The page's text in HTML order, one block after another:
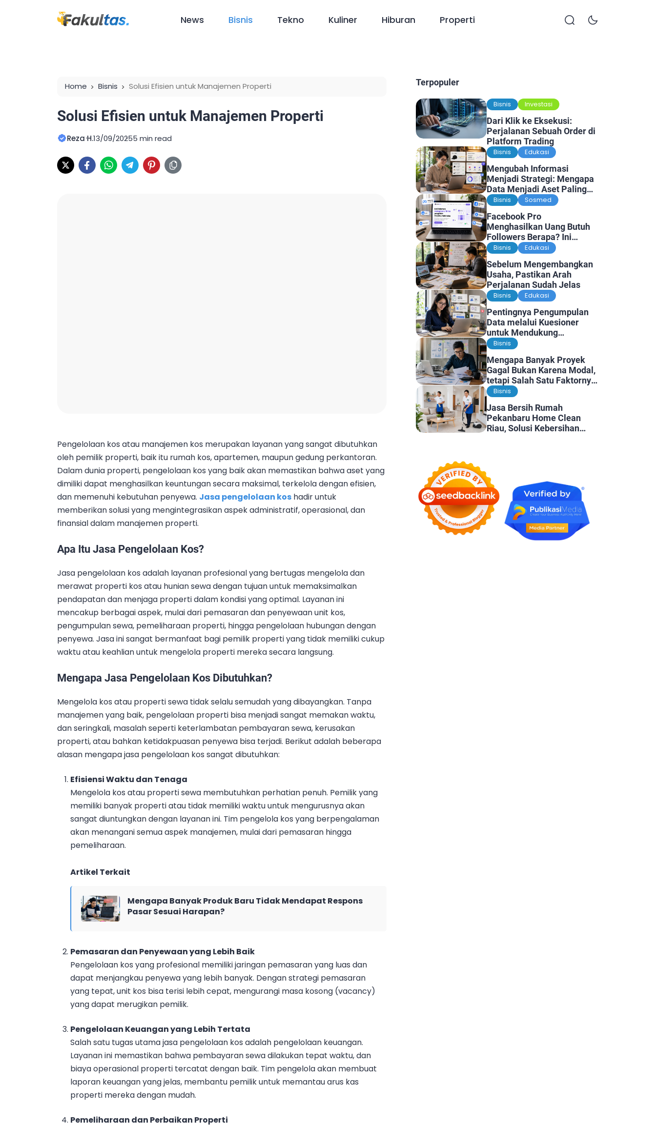
News Bisnis Tekno Kuliner Hiburan Properti
Home Bisnis Solusi Efisien untuk Manajemen Properti
Solusi Efisien untuk Manajemen Properti
Reza H.13/09/20255 min read
Pengelolaan kos atau manajemen kos merupakan layanan yang sangat dibutuhkan
oleh pemilik properti, baik itu rumah kos, apartemen, maupun gedung perkantoran.
Dalam dunia properti, pengelolaan kos yang baik akan memastikan bahwa aset yang
dimiliki dapat menghasilkan keuntungan secara maksimal, terkelola dengan efisien,
dan memenuhi kebutuhan penyewa. Jasa pengelolaan kos hadir untuk
memberikan solusi yang mengintegrasikan aspek administratif, operasional, dan
finansial dalam manajemen properti.
Apa Itu Jasa Pengelolaan Kos?
Jasa pengelolaan kos adalah layanan profesional yang bertugas mengelola dan
merawat properti kos atau hunian sewa dengan tujuan untuk memaksimalkan
pendapatan dan menjaga properti dalam kondisi yang optimal. Layanan ini
mencakup berbagai aspek, mulai dari pemasaran dan penyewaan unit kos,
pengumpulan sewa, pemeliharaan properti, hingga pengelolaan hubungan dengan
penyewa. Jasa ini sangat bermanfaat bagi pemilik properti yang tidak memiliki cukup
waktu atau keahlian untuk mengelola properti mereka secara langsung.
Mengapa Jasa Pengelolaan Kos Dibutuhkan?
Mengelola kos atau properti sewa tidak selalu semudah yang dibayangkan. Tanpa
manajemen yang baik, pengelolaan properti bisa menjadi sangat memakan waktu,
dan seringkali, masalah seperti keterlambatan pembayaran sewa, kerusakan
properti, atau bahkan ketidakpuasan penyewa bisa terjadi. Berikut adalah beberapa
alasan mengapa jasa pengelolaan kos sangat dibutuhkan:
Efisiensi Waktu dan Tenaga
Mengelola kos atau properti sewa membutuhkan perhatian penuh. Pemilik yang
memiliki banyak properti atau tidak memiliki waktu untuk mengurusnya akan
sangat diuntungkan dengan layanan ini. Tim pengelola kos yang berpengalaman
akan menangani semua aspek manajemen, mulai dari pemasaran hingga
pemeliharaan.
Artikel Terkait
Mengapa Banyak Produk Baru Tidak Mendapat Respons
Pasar Sesuai Harapan?
Pemasaran dan Penyewaan yang Lebih Baik
Pengelolaan kos yang profesional memiliki jaringan pemasaran yang luas dan
dapat menjangkau penyewa yang lebih banyak. Dengan strategi pemasaran
yang tepat, unit kos bisa terisi lebih cepat, mengurangi masa kosong (vacancy)
yang dapat merugikan pemilik.
Pengelolaan Keuangan yang Lebih Tertata
Salah satu tugas utama jasa pengelolaan kos adalah pengelolaan keuangan.
Layanan ini memastikan bahwa pembayaran sewa dilakukan tepat waktu, dan
biaya operasional properti tercatat dengan baik. Tim pengelola akan membuat
laporan keuangan yang jelas, membantu pemilik untuk memantau arus kas
properti mereka dengan mudah.
Pemeliharaan dan Perbaikan Properti
Terpopuler
Bisnis Investasi
Dari Klik ke Eksekusi:
Perjalanan Sebuah Order di
Platform Trading
Bisnis Edukasi
Mengubah Informasi
Menjadi Strategi: Mengapa
Data Menjadi Aset Paling
Berharga di Era Digital
Bisnis Sosmed
Facebook Pro
Menghasilkan Uang Butuh
Followers Berapa? Ini
Faktanya
Bisnis Edukasi
Sebelum Mengembangkan
Usaha, Pastikan Arah
Perjalanan Sudah Jelas
Bisnis Edukasi
Pentingnya Pengumpulan
Data melalui Kuesioner
untuk Mendukung
Penelitian dan Pengambilan
Bisnis
Mengapa Banyak Proyek
Gagal Bukan Karena Modal,
tetapi Salah Satu Faktornya
Karena Tidak Pernah Diuji
Bisnis
Jasa Bersih Rumah
Pekanbaru Home Clean
Riau, Solusi Kebersihan